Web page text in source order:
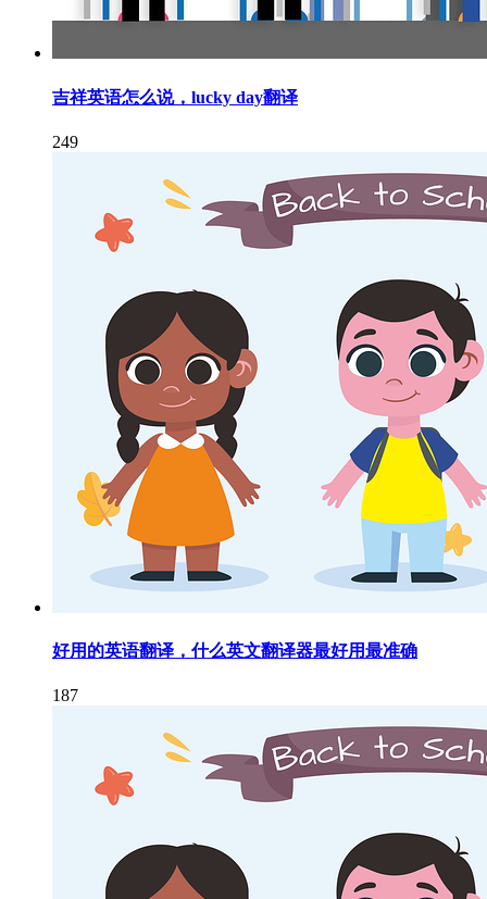
吉祥英语怎么说，lucky day翻译
249
好用的英语翻译，什么英文翻译器最好用最准确
187